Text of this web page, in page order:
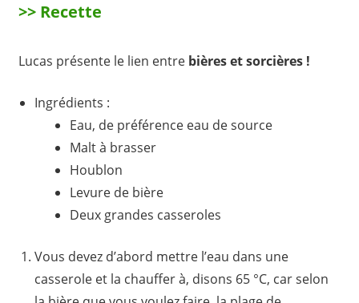
>> Recette
Lucas présente le lien entre bières et sorcières !
Ingrédients :
Eau, de préférence eau de source
Malt à brasser
Houblon
Levure de bière
Deux grandes casseroles
Vous devez d’abord mettre l’eau dans une
casserole et la chauffer à, disons 65 °C, car selon